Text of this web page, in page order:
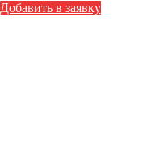
Добавить в заявку